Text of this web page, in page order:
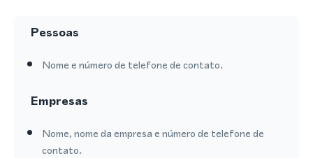
Pessoas
Nome e número de telefone de contato.
Empresas
Nome, nome da empresa e número de telefone de
contato.